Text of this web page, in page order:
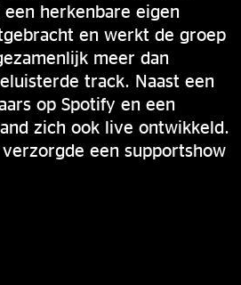
herkenbare eigen
en werkt de groep
meer dan
track. Naast een
op Spotify en een
zich ook live ontwikkeld.
een supportshow